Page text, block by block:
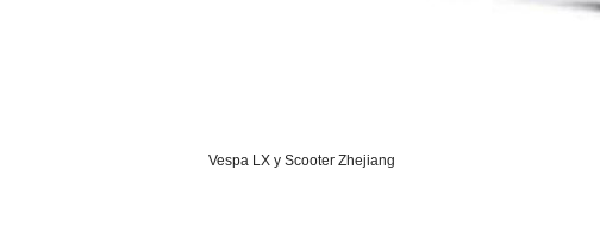
Vespa LX y Scooter Zhejiang